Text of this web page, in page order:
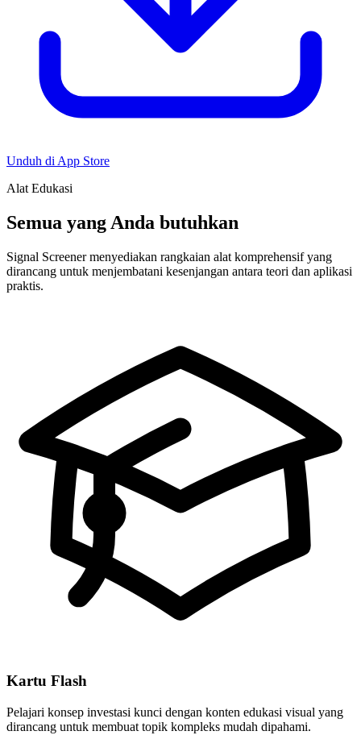
Unduh di App Store
Alat Edukasi
Semua yang Anda butuhkan
Signal Screener menyediakan rangkaian alat komprehensif yang
dirancang untuk menjembatani kesenjangan antara teori dan aplikasi
praktis.
Kartu Flash
Pelajari konsep investasi kunci dengan konten edukasi visual yang
dirancang untuk membuat topik kompleks mudah dipahami.